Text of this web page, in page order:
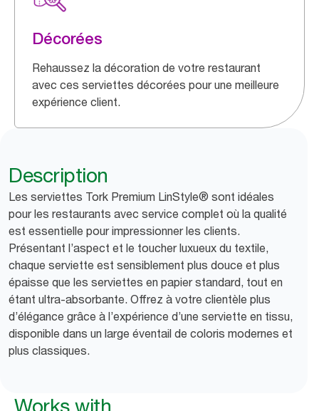
Décorées
Rehaussez la décoration de votre restaurant
avec ces serviettes décorées pour une meilleure
expérience client.
Description
Les serviettes Tork Premium LinStyle® sont idéales
pour les restaurants avec service complet où la qualité
est essentielle pour impressionner les clients.
Présentant l’aspect et le toucher luxueux du textile,
chaque serviette est sensiblement plus douce et plus
épaisse que les serviettes en papier standard, tout en
étant ultra-absorbante. Offrez à votre clientèle plus
d’élégance grâce à l’expérience d’une serviette en tissu,
disponible dans un large éventail de coloris modernes et
plus classiques.
Works with